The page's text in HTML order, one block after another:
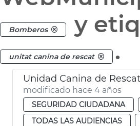
Bomberos y
unitat canina de rescat .
modificado hace 4 años
SEGURIDAD CIUDADANA
TODAS LAS AUDIENCIAS